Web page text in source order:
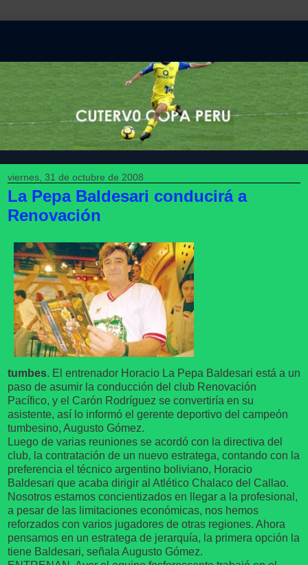
viernes, 31 de octubre de 2008
La Pepa Baldesari conducirá a
Renovación
tumbes. El entrenador Horacio La Pepa Baldesari está a un
paso de asumir la conducción del club Renovación
Pacífico, y el Carón Rodríguez se convertiría en su
asistente, así lo informó el gerente deportivo del campeón
tumbesino, Augusto Gómez.
Luego de varias reuniones se acordó con la directiva del
club, la contratación de un nuevo estratega, contando con la
preferencia el técnico argentino boliviano, Horacio
Baldesari que acaba dirigir al Atlético Chalaco del Callao.
Nosotros estamos concientizados en llegar a la profesional,
a pesar de las limitaciones económicas, nos hemos
reforzados con varios jugadores de otras regiones. Ahora
pensamos en un estratega de jerarquía, la primera opción la
tiene Baldesari, señala Augusto Gómez.